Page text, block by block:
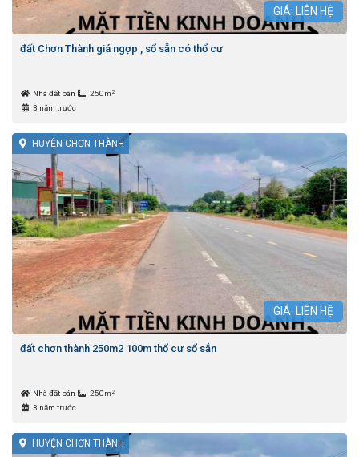
GIÁ: LIÊN HỆ
đất Chơn Thành giá ngợp , sổ sẵn có thổ cư
Nhà đất bán 250m 2
3 năm trước
HUYỆN CHƠN THÀNH
GIÁ: LIÊN HỆ
đất chơn thành 250m2 100m thổ cư sổ sẳn
Nhà đất bán 250m 2
3 năm trước
HUYỆN CHƠN THÀNH